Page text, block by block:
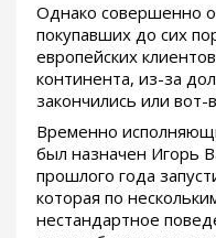
Однако совершенно
покупавших до сих
европейских
континента, из-за
закончились или вот-
Временно
был назначен Игорь
прошлого года
которая по
нестандартное